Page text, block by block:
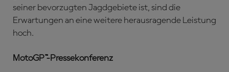
seiner bevorzugten Jagdgebiete ist, sind die
Erwartungen an eine weitere herausragende Leistung
hoch.
MotoGP™-Pressekonferenz